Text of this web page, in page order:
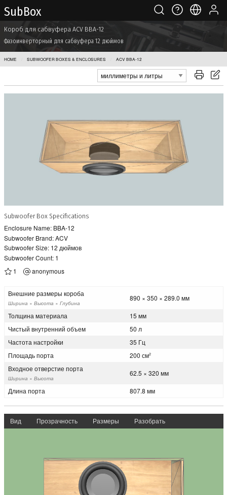
Sub Box
Короб для сабвуфера ACV BBA-12
Фазоинверторный для сабвуфера 12 дюймов
HOME SUBWOOFER BOXES & ENCLOSURES ACV BBA-12
Subwoofer Box Specifications
Enclosure Name: BBA-12
Subwoofer Brand: ACV
Subwoofer Size: 12 дюймов
Subwoofer Count: 1
1
anonymous
Внешние размеры короба
Ширина × Высота × Глубина
890 × 350 × 289.0 мм
Толщина материала
15 мм
Чистый внутренний объем
50 л
Частота настройки
35 Гц
Площадь порта
200 см2
Входное отверстие порта
Ширина × Высота
62.5 × 320 мм
Длина порта 807.8 мм
Вид Прозрачность Размеры Разобрать